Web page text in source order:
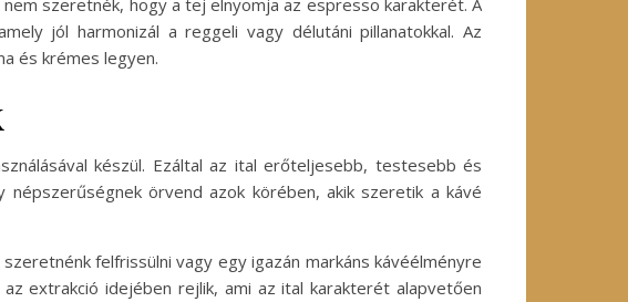
szeretnék, hogy a tej elnyomja az espresso karakterét. A
jól harmonizál a reggeli vagy délutáni pillanatokkal. Az
és krémes legyen.
készül. Ezáltal az ital erőteljesebb, testesebb és
örvend azok körében, akik szeretik a kávé
felfrissülni vagy egy igazán markáns kávéélményre
extrakció idejében rejlik, ami az ital karakterét alapvetően